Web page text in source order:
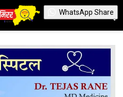
WhatsApp Share